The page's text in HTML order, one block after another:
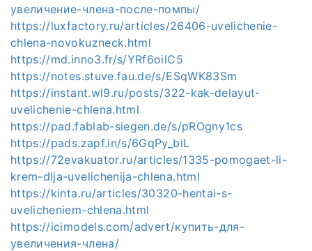
увеличение-члена-после-помпы/
https://luxfactory.ru/articles/26406-uvelichenie-
chlena-novokuzneck.html
https://md.inno3.fr/s/YRf6oilC5
https://notes.stuve.fau.de/s/ESqWK83Sm
https://instant.wl9.ru/posts/322-kak-delayut-
uvelichenie-chlena.html
https://pad.fablab-siegen.de/s/pROgny1cs
https://pads.zapf.in/s/6GqPy_biL
https://72evakuator.ru/articles/1335-pomogaet-li-
krem-dlja-uvelichenija-chlena.html
https://kinta.ru/articles/30320-hentai-s-
uvelicheniem-chlena.html
https://icimodels.com/advert/купить-для-
увеличения-члена/